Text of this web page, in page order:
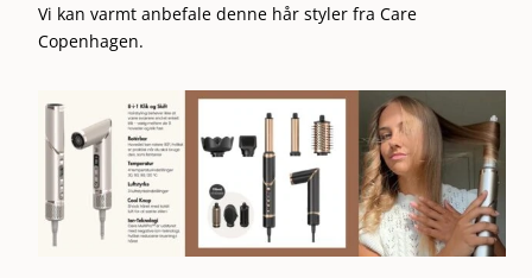
Vi kan varmt anbefale denne hår styler fra Care
Copenhagen.